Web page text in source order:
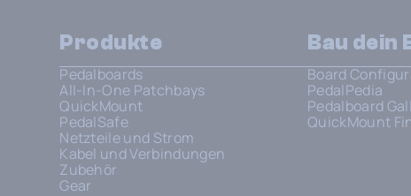
Produkte
Pedalboards
All-In-One Patchbays
QuickMount
PedalSafe
Netzteile und Strom
Kabel und Verbindungen
Zubehör
Gear
Bau dein
Board
PedalPedia
Pedalboard
QuickMount